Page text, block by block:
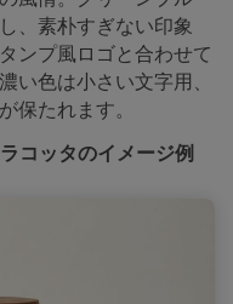
、素朴すぎない印象
ンプ風ロゴと合わせて
い色は小さい文字用、
保たれます。
コッタのイメージ例